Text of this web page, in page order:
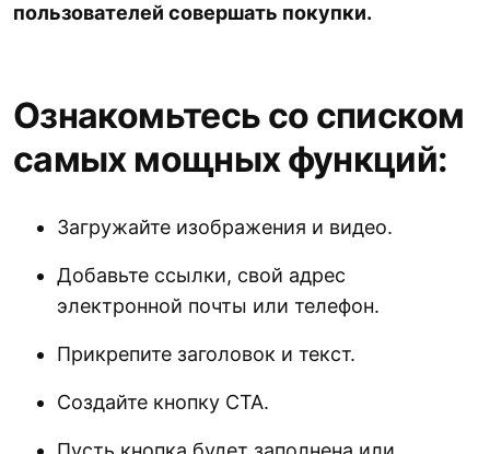
пользователей совершать покупки.
Ознакомьтесь со списком
самых мощных функций:
Загружайте изображения и видео.
Добавьте ссылки, свой адрес
электронной почты или телефон.
Прикрепите заголовок и текст.
Создайте кнопку CTA.